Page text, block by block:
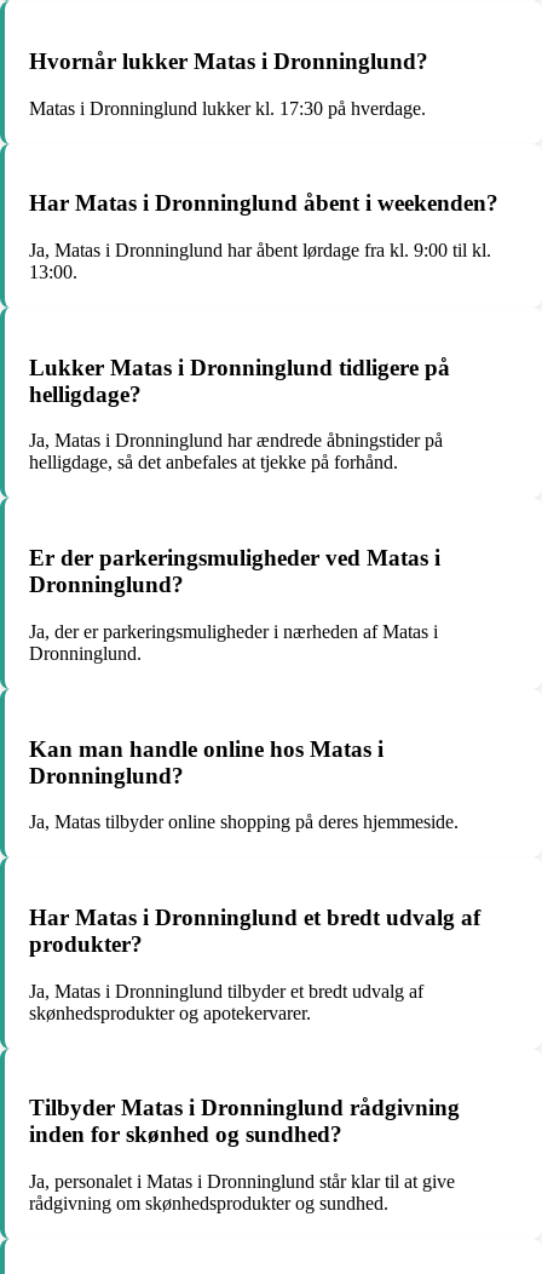
Hvornår lukker Matas i Dronninglund?
Matas i Dronninglund lukker kl. 17:30 på hverdage.
Har Matas i Dronninglund åbent i weekenden?
Ja, Matas i Dronninglund har åbent lørdage fra kl. 9:00 til kl.
13:00.
Lukker Matas i Dronninglund tidligere på
helligdage?
Ja, Matas i Dronninglund har ændrede åbningstider på
helligdage, så det anbefales at tjekke på forhånd.
Er der parkeringsmuligheder ved Matas i
Dronninglund?
Ja, der er parkeringsmuligheder i nærheden af Matas i
Dronninglund.
Kan man handle online hos Matas i
Dronninglund?
Ja, Matas tilbyder online shopping på deres hjemmeside.
Har Matas i Dronninglund et bredt udvalg af
produkter?
Ja, Matas i Dronninglund tilbyder et bredt udvalg af
skønhedsprodukter og apotekervarer.
Tilbyder Matas i Dronninglund rådgivning
inden for skønhed og sundhed?
Ja, personalet i Matas i Dronninglund står klar til at give
rådgivning om skønhedsprodukter og sundhed.